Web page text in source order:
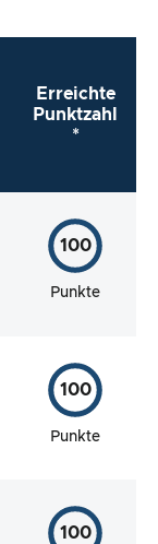
Erreichte
Punktzahl
*
100
Punkte
100
Punkte
100